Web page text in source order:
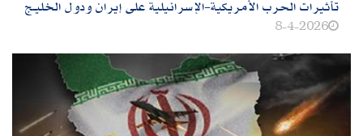
تأثيرات الحرب الأمريكية-الإسرائيلية على إيران ودول الخليـج
8-4-2026